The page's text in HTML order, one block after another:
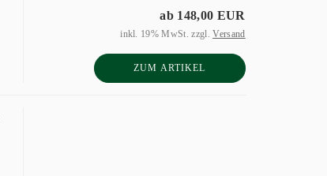
ab 148,00 EUR
inkl. 19% MwSt. zzgl.Versand
ZUM ARTIKEL